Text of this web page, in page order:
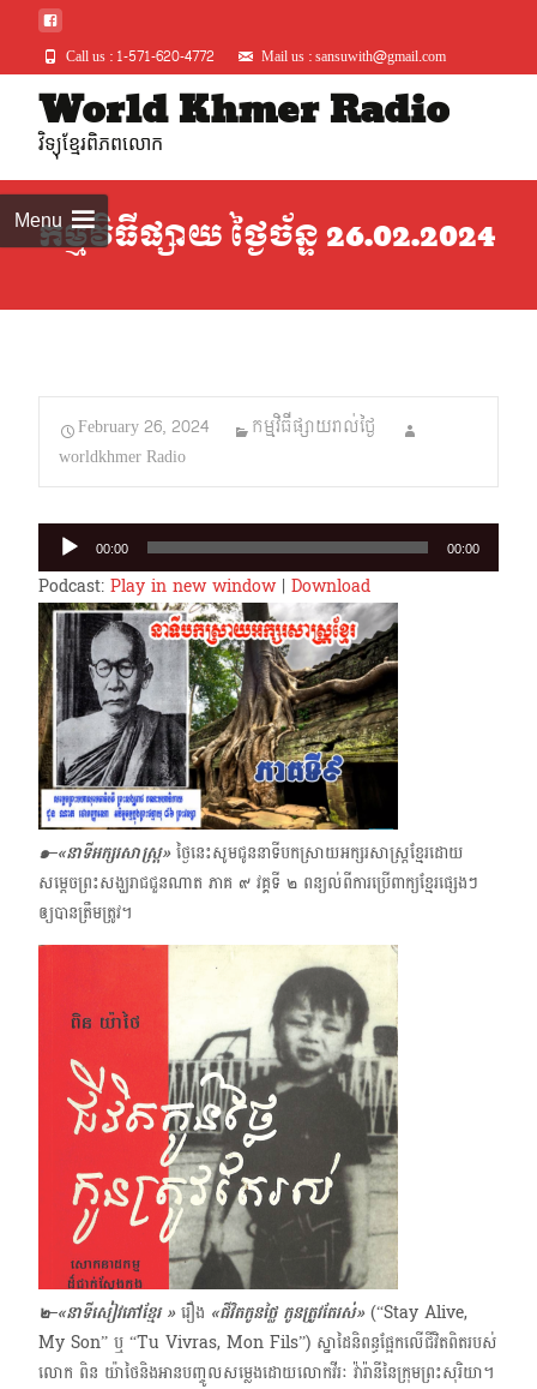
Call us : 1-571-620-4772 Mail us : sansuwith@gmail.com
World Khmer Radio
វិទ្យុខ្មែរពិភពលោក
Menuកម្មវិធីផ្សាយ ថ្ងៃច័ន្ទ 26.02.2024
February 26, 2024
កម្មវិធីផ្សាយរាល់ថ្ងៃ
worldkhmer Radio
Audio
Player
00:00 00:00
Podcast: Play in new window| Download
๑–«នាទីអក្សរសាស្ត្រ»ថ្ងៃនេះសូមជូននាទីបកស្រាយអក្សរសាស្ត្រខ្មែរដោយ
សម្ដេចព្រះសង្ឃរាជជួនណាត ភាគ ๙ វគ្គទី ๒ ពន្យល់ពីការប្រើពាក្យខ្មែរផ្សេងៗ
ឲ្យបានត្រឹមត្រូវ។
๒–«នាទីសៀវភៅខ្មែរ »រឿង «ជីវិតកូនថ្លៃ កូនត្រូវតែរស់»(“Stay Alive,
My Son” ឬ “Tu Vivras, Mon Fils”) ស្នាដៃនិពន្ធផ្អែកលើជីវិតពិតរបស់
លោក ពិន យ៉ាថៃ​​និងអានបញ្ចូលសម្លេងដោយលោកវីរៈ វ៉ារ៉ានី​នៃក្រុមព្រះសុរិយា។